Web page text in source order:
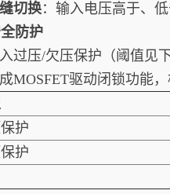
切换：输入电压高于、
防护
过压/欠压保护（阈值见
MOSFET驱动闭锁功能
护
护